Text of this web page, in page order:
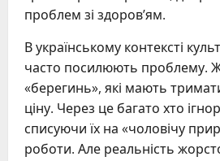
проблем зі здоров’ям.
В українському контексті
часто посилюють проблему.
«берегинь», які мають
ціну. Через це багато хто
списуючи їх на «чоловічу
роботи. Але реальність